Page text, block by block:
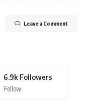
Leave a Comment
6.9k Followers
Follow